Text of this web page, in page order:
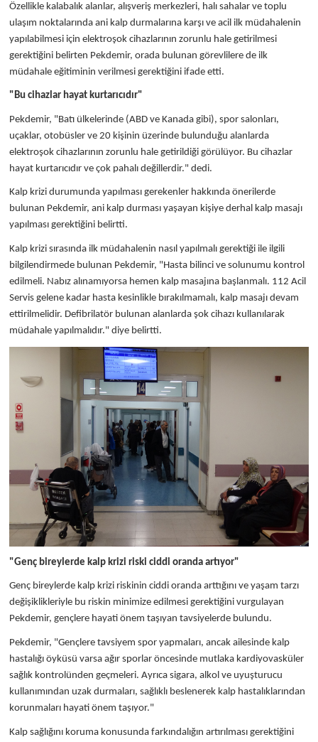
Özellikle kalabalık alanlar, alışveriş merkezleri, halı sahalar ve toplu
ulaşım noktalarında ani kalp durmalarına karşı ve acil ilk müdahalenin
yapılabilmesi için elektroşok cihazlarının zorunlu hale getirilmesi
gerektiğini belirten Pekdemir, orada bulunan görevlilere de ilk
müdahale eğitiminin verilmesi gerektiğini ifade etti.
"Bu cihazlar hayat kurtarıcıdır"
Pekdemir, "Batı ülkelerinde (ABD ve Kanada gibi), spor salonları,
uçaklar, otobüsler ve 20 kişinin üzerinde bulunduğu alanlarda
elektroşok cihazlarının zorunlu hale getirildiği görülüyor. Bu cihazlar
hayat kurtarıcıdır ve çok pahalı değillerdir." dedi.
Kalp krizi durumunda yapılması gerekenler hakkında önerilerde
bulunan Pekdemir, ani kalp durması yaşayan kişiye derhal kalp masajı
yapılması gerektiğini belirtti.
Kalp krizi sırasında ilk müdahalenin nasıl yapılmalı gerektiği ile ilgili
bilgilendirmede bulunan Pekdemir, "Hasta bilinci ve solunumu kontrol
edilmeli. Nabız alınamıyorsa hemen kalp masajına başlanmalı. 112 Acil
Servis gelene kadar hasta kesinlikle bırakılmamalı, kalp masajı devam
ettirilmelidir. Defibrilatör bulunan alanlarda şok cihazı kullanılarak
müdahale yapılmalıdır." diye belirtti.
"Genç bireylerde kalp krizi riski ciddi oranda artıyor"
Genç bireylerde kalp krizi riskinin ciddi oranda arttığını ve yaşam tarzı
değişiklikleriyle bu riskin minimize edilmesi gerektiğini vurgulayan
Pekdemir, gençlere hayati önem taşıyan tavsiyelerde bulundu.
Pekdemir, "Gençlere tavsiyem spor yapmaları, ancak ailesinde kalp
hastalığı öyküsü varsa ağır sporlar öncesinde mutlaka kardiyovasküler
sağlık kontrolünden geçmeleri. Ayrıca sigara, alkol ve uyuşturucu
kullanımından uzak durmaları, sağlıklı beslenerek kalp hastalıklarından
korunmaları hayati önem taşıyor."
Kalp sağlığını koruma konusunda farkındalığın artırılması gerektiğini